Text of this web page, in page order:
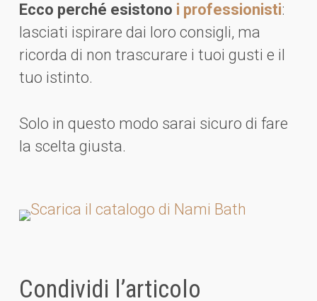
Ecco perché esistono i professionisti:
lasciati ispirare dai loro consigli, ma
ricorda di non trascurare i tuoi gusti e il
tuo istinto.
Solo in questo modo sarai sicuro di fare
la scelta giusta.
Condividi l’articolo